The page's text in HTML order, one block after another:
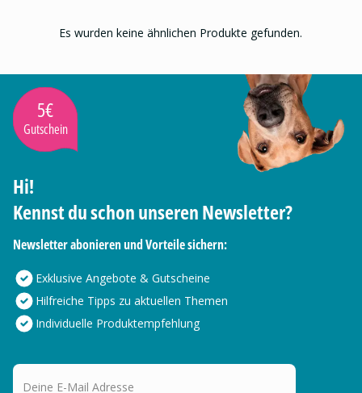
Es wurden keine ähnlichen Produkte gefunden.
5€
Gutschein
Hi!
Kennst du schon unseren Newsletter?
Newsletter abonieren und Vorteile sichern:
Exklusive Angebote & Gutscheine
Hilfreiche Tipps zu aktuellen Themen
Individuelle Produktempfehlung
Deine E-Mail Adresse